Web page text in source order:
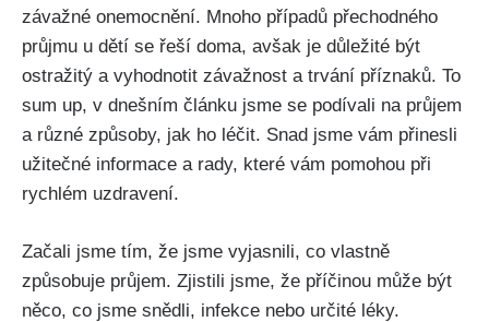
závažné ‍onemocnění. Mnoho případů ⁢přechodného
průjmu u dětí‌ se řeší ‍doma, avšak je důležité být ​
ostražitý a vyhodnotit závažnost a trvání příznaků. To
sum up, v dnešním článku jsme se podívali na průjem
a různé způsoby, jak ho léčit. Snad jsme vám přinesli
⁢užitečné informace a rady, které vám pomohou⁢ při
rychlém uzdravení.
Začali jsme tím, že jsme ⁤vyjasnili, co vlastně
způsobuje průjem. Zjistili jsme, že příčinou může být
něco, co jsme snědli, infekce nebo určité léky.